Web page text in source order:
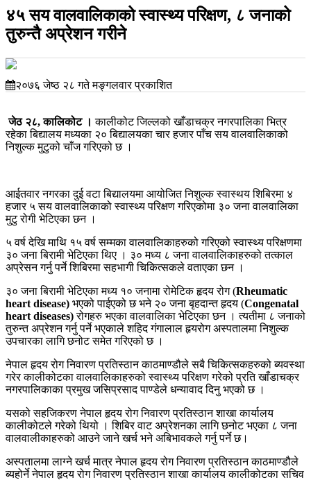
४५ सय वालवालिकाको स्वास्थ्य परिक्षण, ८ जनाको
तुरुन्तै अप्रेशन गरीने
२०७६ जेष्ठ २८ गते मङ्गलवार प्रकाशित
जेठ २८, कालिकोट । कालीकोट जिल्लको खाँडाचक्र नगरपालिका भित्र
रहेका बिद्यालय मध्यका २० बिद्यालयका चार हजार पाँच सय वालवालिकाको
निशुल्क मुटुको चाँज गरिएको छ ।
आईतवार नगरका दुई वटा बिद्यालयमा आयोजित निशुल्क स्वास्थय शिबिरमा ४
हजार ५ सय वालवालिकाको स्वास्थ्य परिक्षण गरिएकोमा ३० जना वालवालिका
मुटु रोगी भेटिएका छन ।
५ वर्ष देखि माथि १५ वर्ष सम्मका वालवालिकाहरुको गरिएको स्वास्थ्य परिक्षणमा
३० जना बिरामी भेटिएका थिए । ३० मध्य ८ जना वालवालिकाहरुको तत्काल
अप्रेसन गर्नु पर्ने शिबिरमा सहभागी चिकित्सकले वताएका छन ।
३० जना बिरामी भेटिएका मध्य १० जनामा रोमेटिक हृदय रोग (Rheumatic
heart disease) भएको पाईएको छ भने २० जना बृहदान्त हृदय (Congenatal
heart diseases)रोगहरु भएका वालवालिका भेटिएका छन । त्यतीमा ८ जनाको
तुरुन्त अप्रेशन गर्नु पर्ने भएकाले शहिद गंगालाल हृयरोग अस्पतालमा निशुल्क
उपचारका लागि छनोट समेत गरिएको छ ।
नेपाल हृदय रोग निवारण प्रतिस्ठान काठमाण्डौले सबै चिकित्सकहरुको ब्यवस्था
गरेर कालीकोटका वालवालिकाहरुको स्वास्थ्य परिक्षण गरेको प्रति खाँडाचक्र
नगरपालिकाका प्रमुख जसिप्रसाद पाण्डेले धन्यावाद दिनु भएको छ ।
यसको सहजिकरण नेपाल हृदय रोग निवारण प्रतिस्ठान शाखा कार्यालय
कालीकोटले गरेको थियो । शिबिर वाट अप्रेशनका लागि छनोट भएका ८ जना
वालवालीकाहरुको आउने जाने खर्च भने अबिभावकले गर्नु पर्ने छ।
अस्पतालमा लाग्ने खर्च मात्र नेपाल हृदय रोग निवारण प्रतिस्ठान काठमाण्डौले
ब्यहोर्ने नेपाल हृदय रोग निवारण प्रतिस्ठान शाखा कार्यालय कालीकोटका सचिव